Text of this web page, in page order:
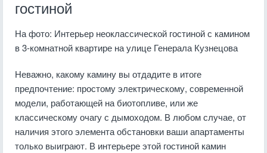
гостиной
На фото: Интерьер неоклассической гостиной с камином
в 3-комнатной квартире на улице Генерала Кузнецова
Неважно, какому камину вы отдадите в итоге
предпочтение: простому электрическому, современной
модели, работающей на биотопливе, или же
классическому очагу с дымоходом. В любом случае, от
наличия этого элемента обстановки ваши апартаменты
только выиграют. В интерьере этой гостиной камин